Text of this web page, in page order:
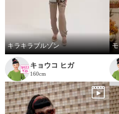
キラキラブルゾン
キョウコ ヒガ
160cm